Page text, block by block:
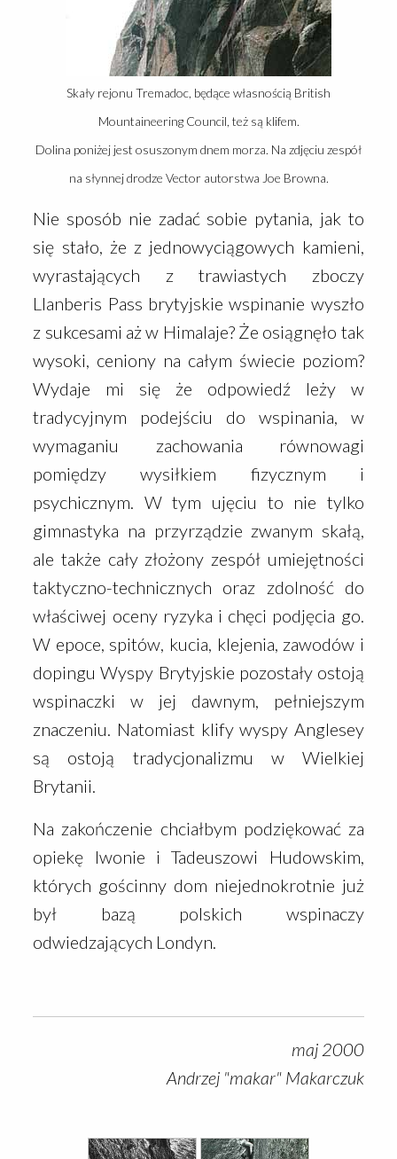
Skały rejonu Tremadoc, będące własnością British
Mountaineering Council, też są klifem.
Dolina poniżej jest osuszonym dnem morza. Na zdjęciu zespół
na słynnej drodze Vector autorstwa Joe Browna.
Nie sposób nie zadać sobie pytania, jak to
się stało, że z jednowyciągowych kamieni,
wyrastających z trawiastych zboczy
Llanberis Pass brytyjskie wspinanie wyszło
z sukcesami aż w Himalaje? Że osiągnęło tak
wysoki, ceniony na całym świecie poziom?
Wydaje mi się że odpowiedź leży w
tradycyjnym podejściu do wspinania, w
wymaganiu zachowania równowagi
pomiędzy wysiłkiem fizycznym i
psychicznym. W tym ujęciu to nie tylko
gimnastyka na przyrządzie zwanym skałą,
ale także cały złożony zespół umiejętności
taktyczno-technicznych oraz zdolność do
właściwej oceny ryzyka i chęci podjęcia go.
W epoce, spitów, kucia, klejenia, zawodów i
dopingu Wyspy Brytyjskie pozostały ostoją
wspinaczki w jej dawnym, pełniejszym
znaczeniu. Natomiast klify wyspy Anglesey
są ostoją tradycjonalizmu w Wielkiej
Brytanii.
Na zakończenie chciałbym podziękować za
opiekę Iwonie i Tadeuszowi Hudowskim,
których gościnny dom niejednokrotnie już
był bazą polskich wspinaczy
odwiedzających Londyn.
maj 2000
Andrzej "makar" Makarczuk